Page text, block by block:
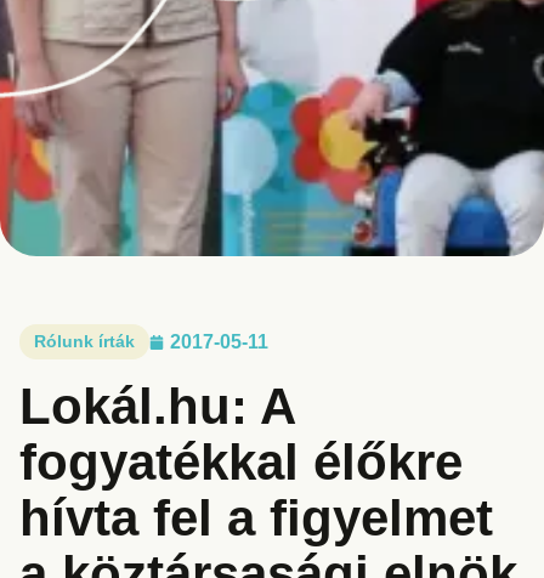
Rólunk írták 2017-05-11
Lokál.hu: A
fogyatékkal élőkre
hívta fel a figyelmet